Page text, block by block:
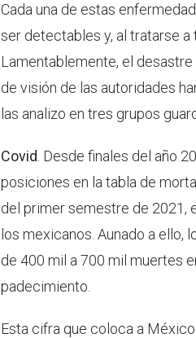
Cada una de estas
ser detectables y, al tratarse a
Lamentablemente, el
de visión de las autoridades
las analizo en tres grupos
Covid . Desde finales del año
posiciones en la tabla de
del primer semestre de 2021,
los mexicanos. Aunado a ello,
de 400 mil a 700 mil muertes
padecimiento.
Esta cifra que coloca a